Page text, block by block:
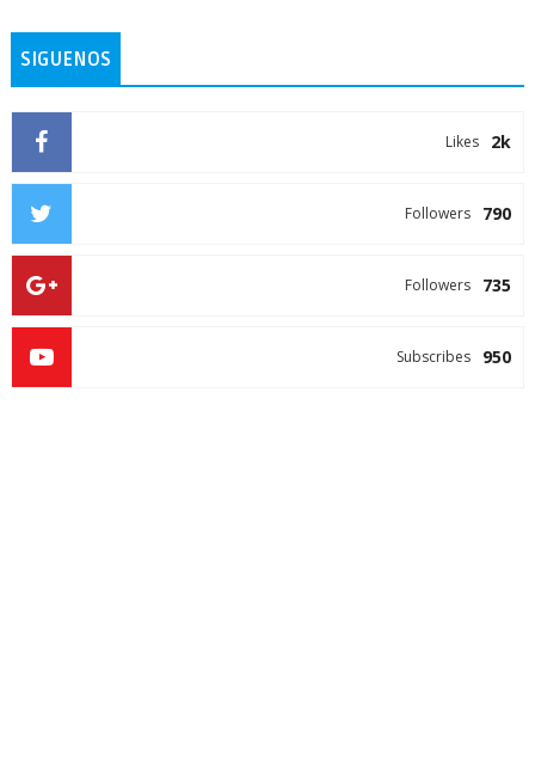
SIGUENOS
2k
Likes
790
Followers
735
Followers
950
Subscribes